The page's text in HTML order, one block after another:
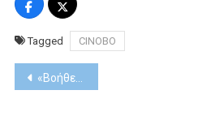
Tagged CINOBO
Post
«Βοήθεια» στο Disney+